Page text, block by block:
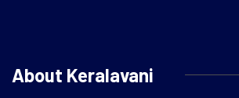
About Keralavani